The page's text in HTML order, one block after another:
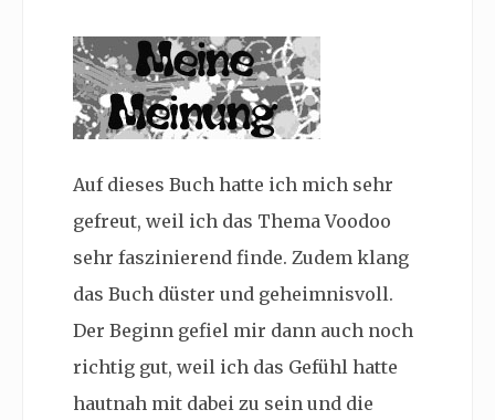
Auf dieses Buch hatte ich mich sehr
gefreut, weil ich das Thema Voodoo
sehr faszinierend finde. Zudem klang
das Buch düster und geheimnisvoll.
Der Beginn gefiel mir dann auch noch
richtig gut, weil ich das Gefühl hatte
hautnah mit dabei zu sein und die